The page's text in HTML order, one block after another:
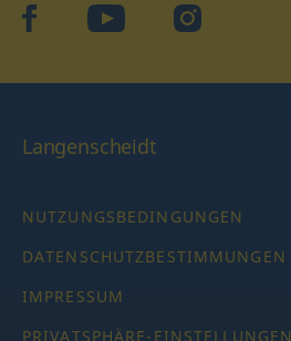
facebookYouTube Instagram
Langenscheidt
NUTZUNGSBEDINGUNGEN
DATENSCHUTZBESTIMMUNGEN
IMPRESSUM
PRIVATSPHÄRE-EINSTELLUNGEN